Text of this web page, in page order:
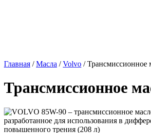
Главная /Масла /Volvo / Трансмиссионное
Трансмиссионное